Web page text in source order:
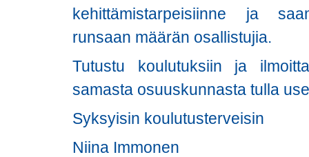
kehittämistarpeisiinne ja
runsaan määrän osallistujia.
Tutustu koulutuksiin ja
samasta osuuskunnasta tulla
Syksyisin koulutusterveisin
Niina Immonen